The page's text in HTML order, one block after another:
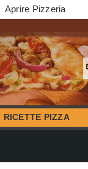
Aprire Pizzeria
RICETTE PIZZA